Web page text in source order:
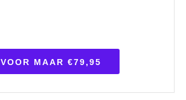
VOOR MAAR €79,95